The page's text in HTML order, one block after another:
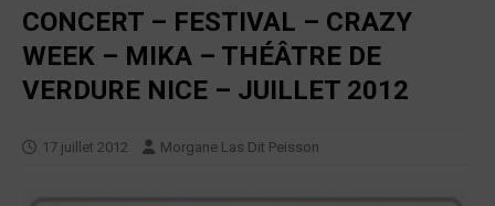
CONCERT – FESTIVAL – CRAZY
WEEK – MIKA – THÉÂTRE DE
VERDURE NICE – JUILLET 2012
17 juillet 2012 Morgane Las Dit Peisson